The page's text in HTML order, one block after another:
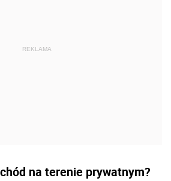
na terenie prywatnym?